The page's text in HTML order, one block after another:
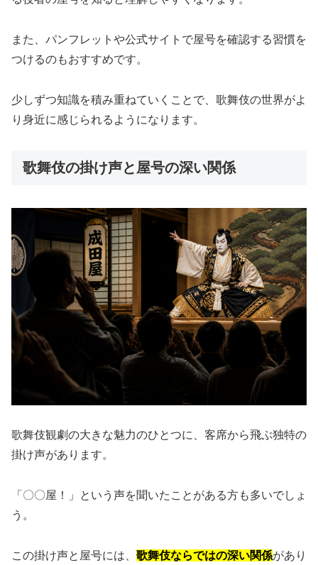
また、パンフレットや公式サイトで屋号を確認する習慣を
つけるのもおすすめです。
少しずつ知識を積み重ねていくことで、歌舞伎の世界がよ
り身近に感じられるようになります。
歌舞伎の掛け声と屋号の深い関係
歌舞伎観劇の大きな魅力のひとつに、客席から飛ぶ独特の
掛け声があります。
「〇〇屋！」という声を聞いたことがある方も多いでしょ
う。
この掛け声と屋号には、 歌舞伎ならではの深い関係があり